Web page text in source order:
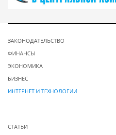
ЗАКОНОДАТЕЛЬСТВО
ФИНАНСЫ
ЭКОНОМИКА
БИЗНЕС
ИНТЕРНЕТ И ТЕХНОЛОГИИ
СТАТЬИ